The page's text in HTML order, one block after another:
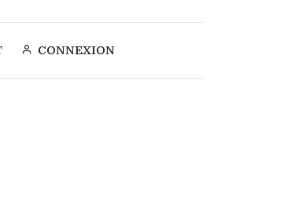
CONNEXION